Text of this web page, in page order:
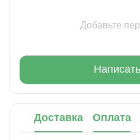
Добавьте
Доставка Оплата